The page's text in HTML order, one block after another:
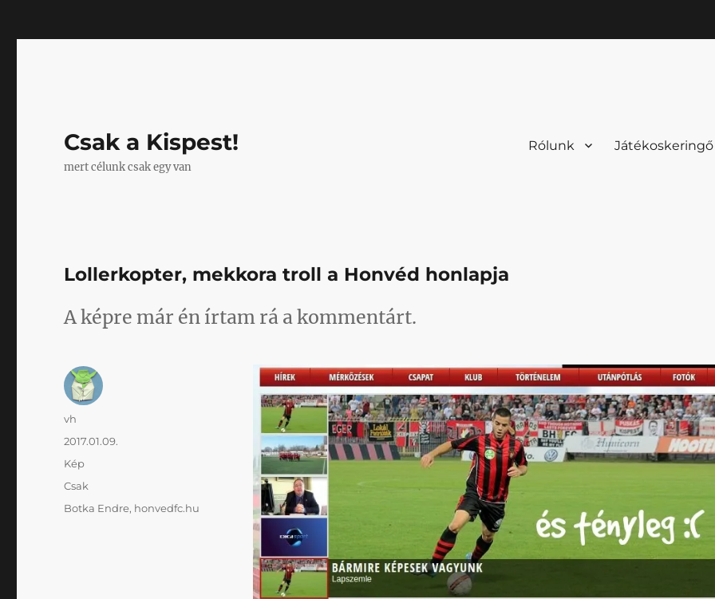
Csak a Kispest!
mert célunk csak egy van
Rólunk Játékoskeringő
Lollerkopter, mekkora troll a Honvéd honlapja
A képre már én írtam rá a kommentárt.
Szerző
vh
Közzétéve
2017.01.09.
Forma
Kép
Kategória
Csak
Címke
Botka Endre, honvedfc.hu